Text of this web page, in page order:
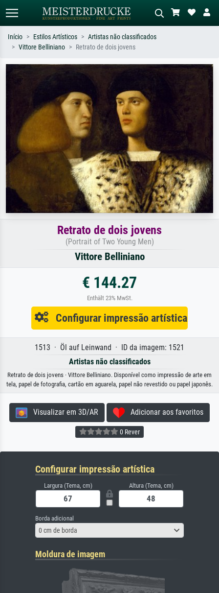
Pesquise por artista, título ou estilo –
impressionismo, onda de Hokusai, nu.
Descreva a cena – ex: prado verde,
a óleo escura, nu em pé ao lado de
uma árvore.
Início Estilos Artísticos
Artistas não classificados
Vittore Belliniano
Retrato de dois jovens
Retrato de dois jovens
(Portrait of Two Young Men)
Vittore Belliniano
€ 144.27
Enthält 23% MwSt.
Configurar impressão artística
1513 · Öl auf Leinwand · ID da imagem: 1521
Artistas não classificados
Retrato de dois jovens · Vittore Belliniano. Disponível como impressão de arte em
tela, papel de fotografia, cartão em aguarela, papel não revestido ou papel japonês.
Visualizar em 3D/AR Adicionar aos favoritos
0 Rever
Configurar impressão artística
Largura (Tema, cm) Altura (Tema, cm)
Borda adicional
0 cm de borda
Moldura de imagem